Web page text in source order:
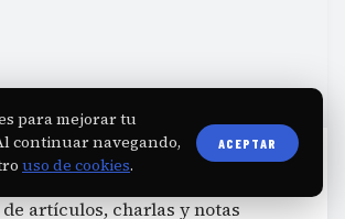
a partir de una
artículos, charlas y notas
para mejorar tu
continuar navegando,
uso de cookies.
ACEPTAR